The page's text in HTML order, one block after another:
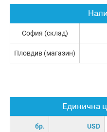
Единична
бр. USD
София (склад)
Пловдив (магазин)